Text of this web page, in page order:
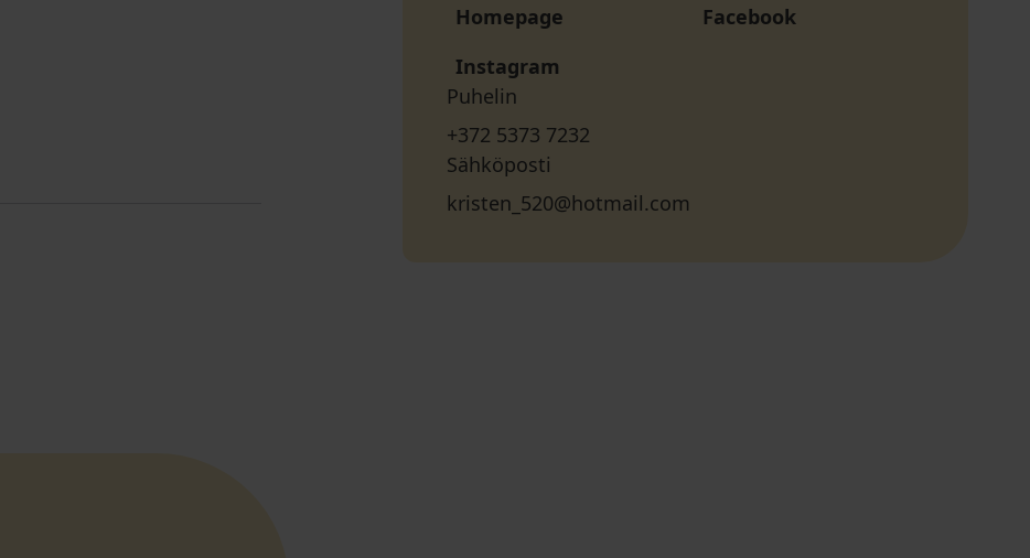
Homepage
Facebook
Instagram
Puhelin
+372 5373 7232
Sähköposti
kristen_520@hotmail.com